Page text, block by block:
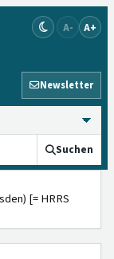
A- A+
Newsletter
Suchen
[= HRRS